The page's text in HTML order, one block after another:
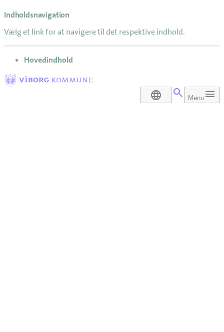
Indholdsnavigation
Vælg et link for at navigere til det respektive indhold.
gå til
Hovedindhold
DA Menu